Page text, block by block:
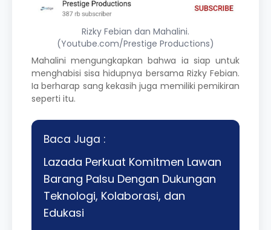
Rizky Febian dan Mahalini.
(Youtube.com/Prestige Productions)
Mahalini mengungkapkan bahwa ia siap untuk
menghabisi sisa hidupnya bersama Rizky Febian.
Ia berharap sang kekasih juga memiliki pemikiran
seperti itu.
Baca Juga :
Lazada Perkuat Komitmen Lawan
Barang Palsu Dengan Dukungan
Teknologi, Kolaborasi, dan
Edukasi